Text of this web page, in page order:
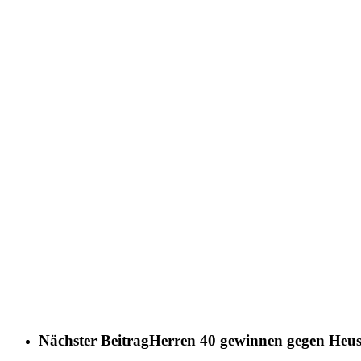
Nächster BeitragHerren 40 gewinnen gegen